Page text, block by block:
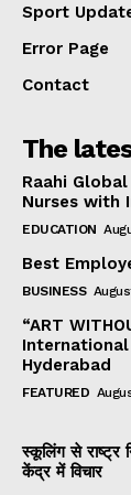
Sport
Error Page
Contact
The
Raahi
Nurses with
EDUCATION
Best
BUSINESS
“ART
Hyderabad
FEATURED
स्कूलिंग से राष्ट्र
केंद्र में विचार